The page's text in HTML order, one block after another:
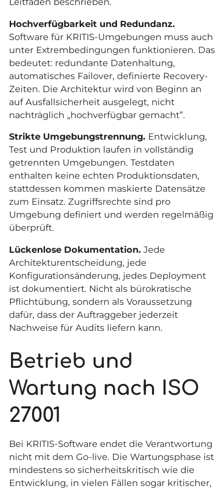
Hochverfügbarkeit und Redundanz.
Software für KRITIS-Umgebungen muss auch
unter Extrembedingungen funktionieren. Das
bedeutet: redundante Datenhaltung,
automatisches Failover, definierte Recovery-
Zeiten. Die Architektur wird von Beginn an
auf Ausfallsicherheit ausgelegt, nicht
nachträglich „hochverfügbar gemacht”.
Strikte Umgebungstrennung. Entwicklung,
Test und Produktion laufen in vollständig
getrennten Umgebungen. Testdaten
enthalten keine echten Produktionsdaten,
stattdessen kommen maskierte Datensätze
zum Einsatz. Zugriffsrechte sind pro
Umgebung definiert und werden regelmäßig
überprüft.
Lückenlose Dokumentation. Jede
Architekturentscheidung, jede
Konfigurationsänderung, jedes Deployment
ist dokumentiert. Nicht als bürokratische
Pflichtübung, sondern als Voraussetzung
dafür, dass der Auftraggeber jederzeit
Nachweise für Audits liefern kann.
Betrieb und
Wartung nach ISO
27001
Bei KRITIS-Software endet die Verantwortung
nicht mit dem Go-live. Die Wartungsphase ist
mindestens so sicherheitskritisch wie die
Entwicklung, in vielen Fällen sogar kritischer,